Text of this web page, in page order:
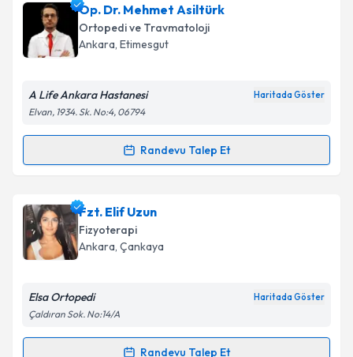
Fzt. Burak Aydıniçin randevu takvimi talebi oluşturun.
Size bu uzmandan randevu almanız için bir takvim
hazırlandığında e-posta ile bilgilendireceğiz.
Kişisel verilerimin işlenmesine ilişkin
Metni'ni okudum ve kişisel verilerimin belirtilen
Takvim Talebini Gönder
Op. Dr. Mehmet Asiltürk
Ortopedi ve Travmatoloji
Ankara, Etimesgut
A Life Ankara Hastanesi Haritada Göster
Elvan, 1934. Sk. No:4, 06794
Randevu Talep Et
Randevu Takvimi Talebi
Op. Dr. Mehmet Asiltürk
oluşturun. Size bu uzmandan randevu almanız için bir
takvim hazırlandığında e-posta ile bilgilendireceğiz.
Kişisel verilerimin işlenmesine ilişkin
Fzt. Elif Uzun
Fizyoterapi
Ankara, Çankaya
Elsa Ortopedi Haritada Göster
Çaldıran Sok. No:14/A
Randevu Talep Et